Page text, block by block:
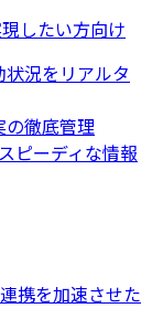
したい方向け
況をリアルタ
の徹底管理
ピーディな情報
携を加速させた